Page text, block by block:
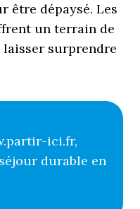
être dépaysé. Les
un terrain de
surprendre
ici.fr,
durable en